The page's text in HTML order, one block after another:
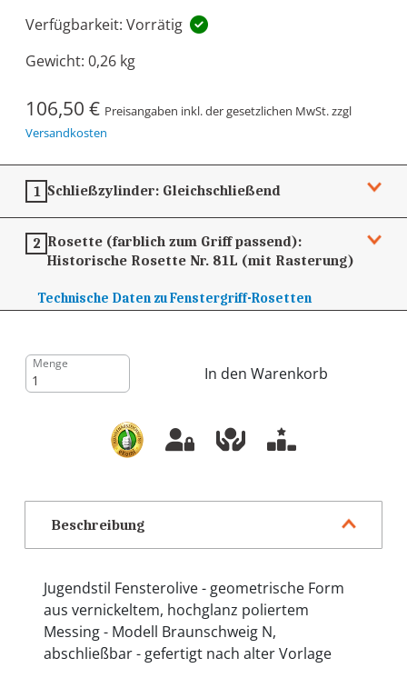
Verfügbarkeit: Vorrätig
Gewicht: 0,26 kg
106,50 € Preisangaben inkl. der gesetzlichen MwSt. zzgl
Versandkosten
1 Schließzylinder: Gleichschließend
2 Rosette (farblich zum Griff passend):
Historische Rosette Nr. 81L (mit Rasterung)
Technische Daten zu Fenstergriff-Rosetten
Menge
In den Warenkorb
Beschreibung
Jugendstil Fensterolive - geometrische Form
aus vernickeltem, hochglanz poliertem
Messing - Modell Braunschweig N,
abschließbar - gefertigt nach alter Vorlage